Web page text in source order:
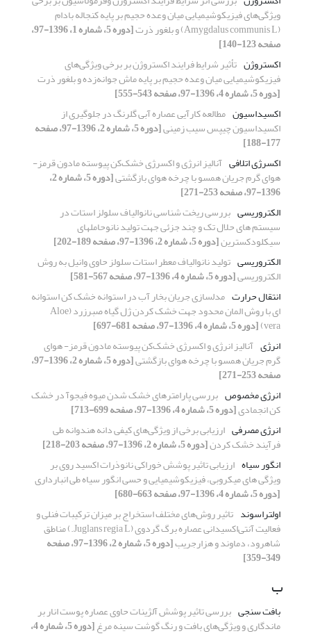
ویژگی‌های فیزیکوشیمیایی میان وعده حجیم بر پایه کنجاله بادام
(Amygdalus communis L) و بلغور ذرت [دوره 5، شماره 1، 1396-97،
صفحه 123-140]
اکستروژن تأثیر شرایط فرایند اکستروژن بر برخی ویژگی‌های
فیزیکوشیمیایی میان وعده حجیم بر پایه ماش جوانه‌زده و بلغور ذرت
[دوره 5، شماره 4، 1396-97، صفحه 543-555]
اکسیداسیون مطالعه کارآیی عصاره آبی گلرنگ در جلوگیری از
اکسیداسیون چیپس سیب زمینی [دوره 5، شماره 2، 1396-97، صفحه
177-188]
اکسرژی اتلافی آنالیز انرژی و اکسرژی خشک‌کن پیوسته مادون قرمز-
هوای گرم جریان همسو با چرخه هوای بازگشتی [دوره 5، شماره 2،
1396-97، صفحه 253-271]
الکتروریسی بررسی ریخت شناسی نانوالیاف سلولز استات در
سیستم های حلال تک و چند جزئی جهت تولید نانوحاملهای
سیکلودکسترین[دوره 5، شماره 2، 1396-97، صفحه 189-202]
الکتروریسی تولید نانوالیاف معطر استات سلولز حاوی وانیل به روش
الکتروریسی[دوره 5، شماره 4، 1396-97، صفحه 567-581]
انتقال حرارت مدلسازی جریان بخار آب در استوانه خشک کن استوانه
ای با روش المان محدود جهت خشک کردن ژل گیاه صبرزرد (Aloe
vera) [دوره 5، شماره 4، 1396-97، صفحه 681-697]
انرژی آنالیز انرژی و اکسرژی خشک‌کن پیوسته مادون قرمز- هوای
گرم جریان همسو با چرخه هوای بازگشتی [دوره 5، شماره 2، 1396-97،
صفحه 253-271]
انرژی مخصوص بررسی پارامترهای خشک شدن میوه فیجوآ در خشک
کن انجمادی[دوره 5، شماره 4، 1396-97، صفحه 699-713]
انرژی مصرفی ارزیابی برخی از ویژگی‌های کیفی دانه هندوانه طی
فرآیند خشک کردن[دوره 5، شماره 2، 1396-97، صفحه 203-218]
انگور سیاه ارزیابی تاثیر پوشش خوراکی نانوذرات اکسید روی بر
ویژگی های میکروبی، فیزیکوشیمیایی و حسی انگور سیاه طی انبارداری
[دوره 5، شماره 4، 1396-97، صفحه 663-680]
اولتراسوند تاثیر روش‌های مختلف استخراج بر میزان ترکیبات فنلی و
فعالیت آنتی‌اکسیدانی عصاره برگ گردوی (Juglans regia L.) مناطق
شاهرود، دماوند و هزارجریب [دوره 5، شماره 2، 1396-97، صفحه
349-359]
ب
بافت سنجی بررسی تاثیر پوشش آلژینات حاوی عصاره پوست انار بر
ماندگاری و ویژگی‌های بافت و رنگ گوشت سینه مرغ [دوره 5، شماره 4،